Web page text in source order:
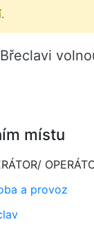
místu
a provoz